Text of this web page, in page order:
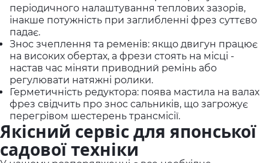
періодичного налаштування теплових зазорів,
інакше потужність при заглибленні фрез суттєво
падає.
Знос зчеплення та ременів: якщо двигун працює
на високих обертах, а фрези стоять на місці -
настав час міняти приводний ремінь або
регулювати натяжні ролики.
Герметичність редуктора: поява мастила на валах
фрез свідчить про знос сальників, що загрожує
перегрівом шестерень трансмісії.
Якісний сервіс для японської
садової техніки